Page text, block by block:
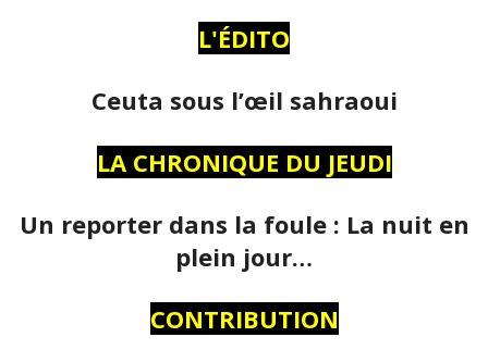
L'ÉDITO
Ceuta sous l’œil sahraoui
LA CHRONIQUE DU JEUDI
Un reporter dans la foule : La nuit en
plein jour…
CONTRIBUTION